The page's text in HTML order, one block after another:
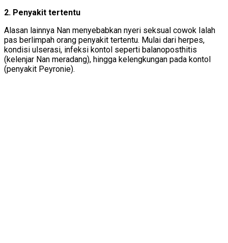
2. Penyakit tertentu
Alasan lainnya Nan menyebabkan nyeri seksual cowok Ialah
pas berlimpah orang penyakit tertentu. Mulai dari herpes,
kondisi ulserasi, infeksi kontol seperti balanoposthitis
(kelenjar Nan meradang), hingga kelengkungan pada kontol
(penyakit Peyronie).